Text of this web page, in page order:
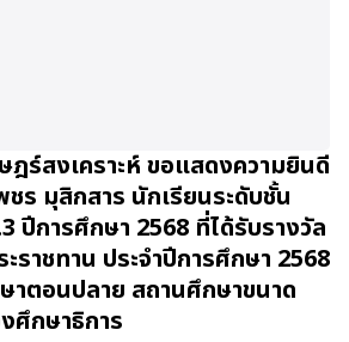
ฎร์สงเคราะห์ ขอแสดงความยินดี
ร มุสิกสาร นักเรียนระดับชั้น
ปีการศึกษา 2568 ที่ได้รับรางวัล
ราชทาน ประจำปีการศึกษา 2568
าตอนปลาย สถานศึกษาขนาด
ศึกษาธิการ